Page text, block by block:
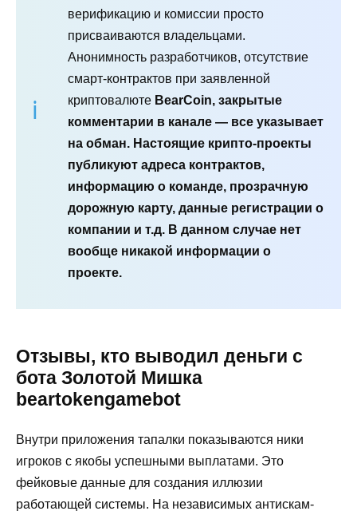
верификацию и комиссии просто
присваиваются владельцами.
Анонимность разработчиков, отсутствие
смарт-контрактов при заявленной
криптовалюте BearCoin, закрытые
комментарии в канале — все указывает
на обман. Настоящие крипто-проекты
публикуют адреса контрактов,
информацию о команде, прозрачную
дорожную карту, данные регистрации о
компании и т.д. В данном случае нет
вообще никакой информации о
проекте.
Отзывы, кто выводил деньги с
бота Золотой Мишка
beartokengamebot
Внутри приложения тапалки показываются ники
игроков с якобы успешными выплатами. Это
фейковые данные для создания иллюзии
работающей системы. На независимых антискам-